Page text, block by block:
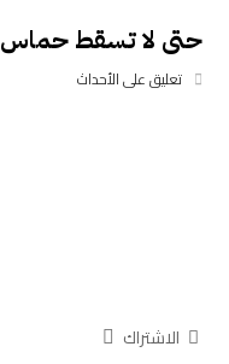
حتى لا تسقط حماس
تعليق على الأحداث
الاشتراك